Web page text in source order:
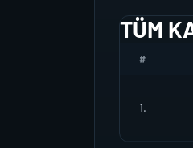
TÜM
#
1.